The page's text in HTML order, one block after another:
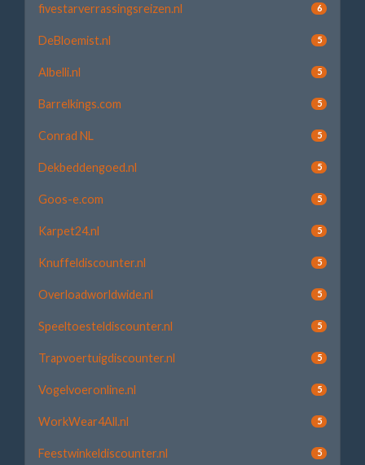
fivestarverrassingsreizen.nl 6
DeBloemist.nl 5
Albelli.nl 5
Barrelkings.com 5
Conrad NL 5
Dekbeddengoed.nl 5
Goos-e.com 5
Karpet24.nl 5
Knuffeldiscounter.nl 5
Overloadworldwide.nl 5
Speeltoesteldiscounter.nl 5
Trapvoertuigdiscounter.nl 5
Vogelvoeronline.nl 5
WorkWear4All.nl 5
Feestwinkeldiscounter.nl 5